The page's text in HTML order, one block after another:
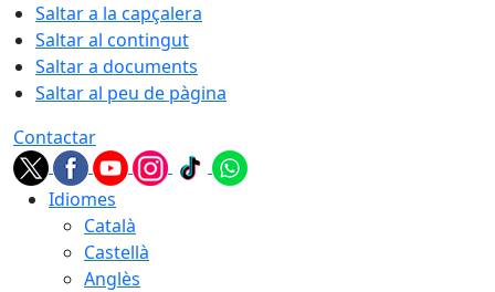
Saltar a la capçalera
Saltar al contingut
Saltar a documents
Saltar al peu de pàgina
Contactar
Idiomes
Català
Castellà
Anglès